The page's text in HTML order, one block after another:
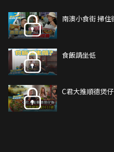
南澳小食街 掃
⻝飯請坐低
C君大推順德煲